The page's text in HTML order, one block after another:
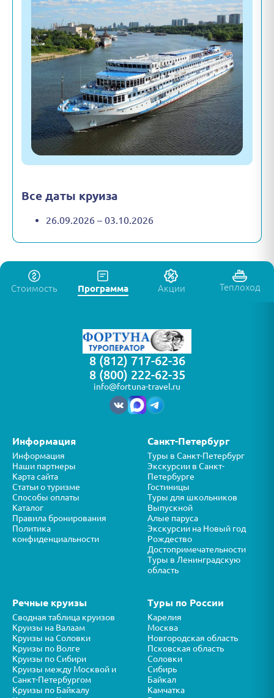
Все даты круиза
26.09.2026 – 03.10.2026
Стоимость Программа Акции Теплоход
8 (812) 717-62-36
8 (800) 222-62-35
info@fortuna-travel.ru
Информация
Информация
Наши партнеры
Карта сайта
Статьи о туризме
Способы оплаты
Каталог
Правила бронирования
Политика
конфиденциальности
Санкт-Петербург
Туры в Санкт-Петербург
Экскурсии в Санкт-
Петербурге
Гостиницы
Туры для школьников
Выпускной
Алые паруса
Экскурсии на Новый год
Рождество
Достопримечательности
Туры в Ленинградскую
область
Речные круизы
Сводная таблица круизов
Круизы на Валаам
Круизы на Соловки
Круизы по Волге
Круизы по Сибири
Круизы между Москвой и
Санкт-Петербургом
Круизы по Байкалу
Туры по России
Карелия
Москва
Новгородская область
Псковская область
Соловки
Сибирь
Байкал
Камчатка